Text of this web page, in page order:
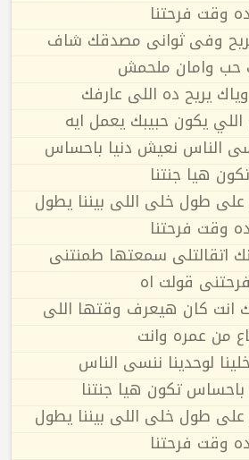
ده وقت فرحتنا
وفى ثوانى مصدقك شاف
حب وامان ملحمش
يريح ده اللى عارفك
يكون حبيبك يعمل ايه
الناس نعيش دنيا باحساس
تكون هيا جنتنا
على طول خلى اللى بيننا يطول
ده وقت فرحتنا
اتقالتلى سمعتها طمنتنى
قولت اه
انت كان هيعرف وقتها اللى
من عمره وانت
لوحدينا ننسى الناس
تكون هيا جنتنا
على طول خلى اللى بيننا يطول
ده وقت فرحتنا